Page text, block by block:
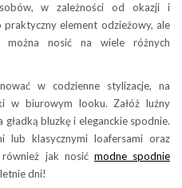
w zależności od okazji i
element odzieżowy, ale
nosić na wiele różnych
w codzienne stylizacje, na
w biurowym looku. Załóż luźny
bluzkę i eleganckie spodnie.
lub klasycznymi loafersami oraz
jak nosić modne spodnie
dni!